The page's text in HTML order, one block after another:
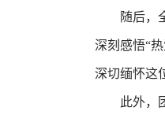
随后，
深刻感悟“
深切缅怀这
此外，